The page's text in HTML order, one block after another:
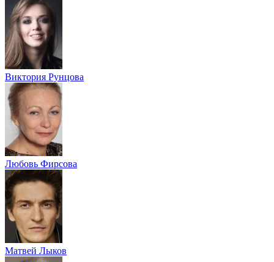
Виктория Рунцова
Любовь Фирсова
Матвей Лыков